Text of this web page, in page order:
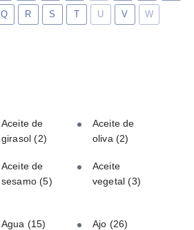
Q R S T U V W
Aceite de
girasol(2)
Aceite de
oliva(2)
Aceite de
sesamo(5)
Aceite
vegetal(3)
Agua (15) Ajo (26)